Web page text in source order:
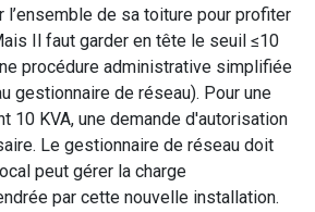
l’ensemble de sa toiture pour profiter
Il faut garder en tête le seuil ≤10
procédure administrative simplifiée
gestionnaire de réseau). Pour une
10 KVA, une demande d'autorisation
Le gestionnaire de réseau doit
peut gérer la charge
par cette nouvelle installation.